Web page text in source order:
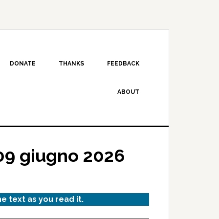
DONATE THANKS FEEDBACK
ABOUT
giugno 2026
text as you read it.